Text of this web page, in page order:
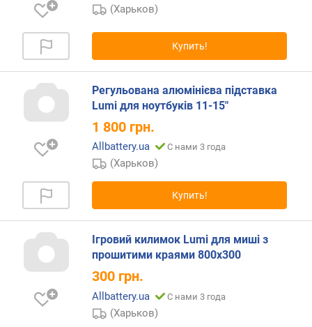
е
в
ы
х
к
д
о
г
т
д
о
г
и
(Харьков)
Купить!
Регульована алюмінієва підставка
Lumi для ноутбуків 11-15"
1 800 грн.
Allbattery.ua С нами 3 года
(Харьков)
Купить!
Ігровий килимок Lumi для миші з
прошитими краями 800x300
300 грн.
Allbattery.ua С нами 3 года
(Харьков)